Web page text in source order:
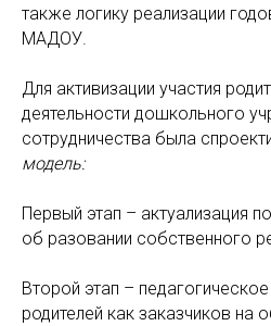
также логику реализации
МАДОУ.
Для активизации участия
деятельности дошкольного
сотрудничества была
модель:
Первый этап – актуализация
об разовании собственного
Второй этап –
родителей как заказчиков на